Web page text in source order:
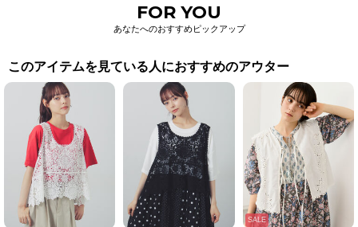
FOR YOU
あなたへのおすすめピックアップ
このアイテムを見ている人におすすめのアウター
SALE